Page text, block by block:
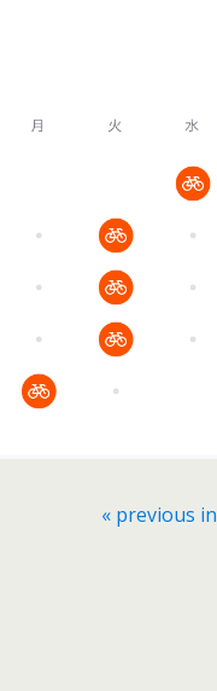
« previous